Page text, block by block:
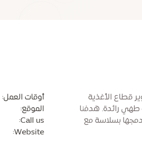
مكرسة لتطوير قطاع الأغذية
طهي رائدة. هدفنا
دمجها بسلاسة مع
أوقات العمل:
الموقع:
Call us:
Website: